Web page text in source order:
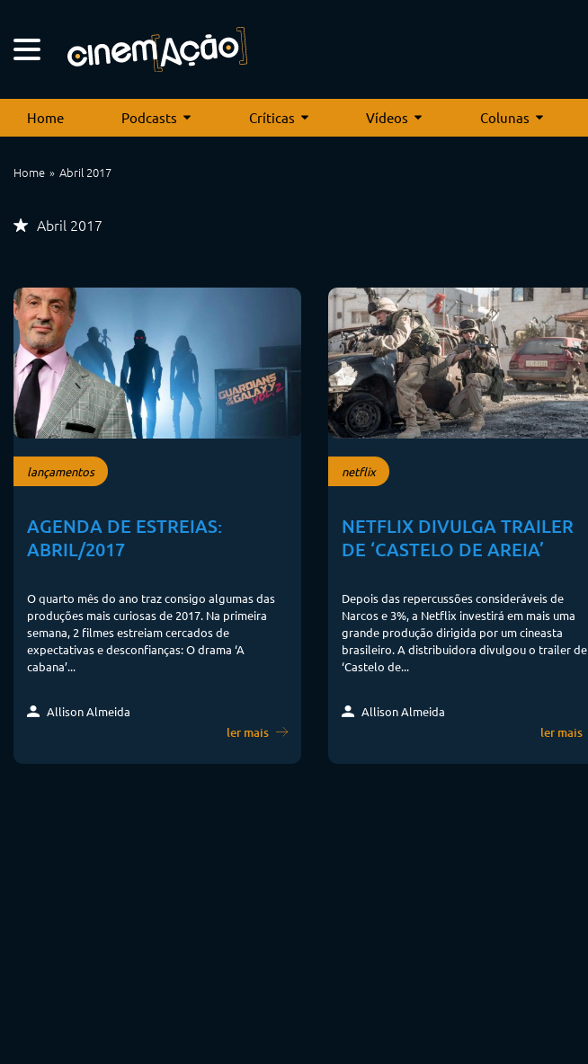
Home Podcasts Críticas Vídeos Colunas
Home Abril 2017
Abril 2017
lançamentos
AGENDA DE ESTREIAS:
ABRIL/2017
O quarto mês do ano traz consigo algumas das
produções mais curiosas de 2017. Na primeira
semana, 2 filmes estreiam cercados de
expectativas e desconfianças: O drama ‘A
cabana’...
Allison Almeida
ler mais
netflix
NETFLIX DIVULGA TRAILER
DE ‘CASTELO DE AREIA’
Depois das repercussões consideráveis de
Narcos e 3%, a Netflix investirá em mais uma
grande produção dirigida por um cineasta
brasileiro. A distribuidora divulgou o trailer de
‘Castelo de...
Allison Almeida
ler mais